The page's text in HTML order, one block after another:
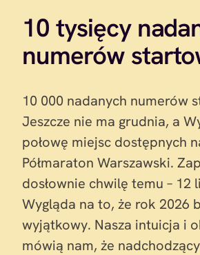
10 tysięcy
numerów
10 000 nadanych numerów
Jeszcze nie ma grudnia, a
połowę miejsc dostępnych
Półmaraton Warszawski.
dosłownie chwilę temu – 12
Wygląda na to, że rok 2026
wyjątkowy. Nasza intuicja i
mówią nam, że